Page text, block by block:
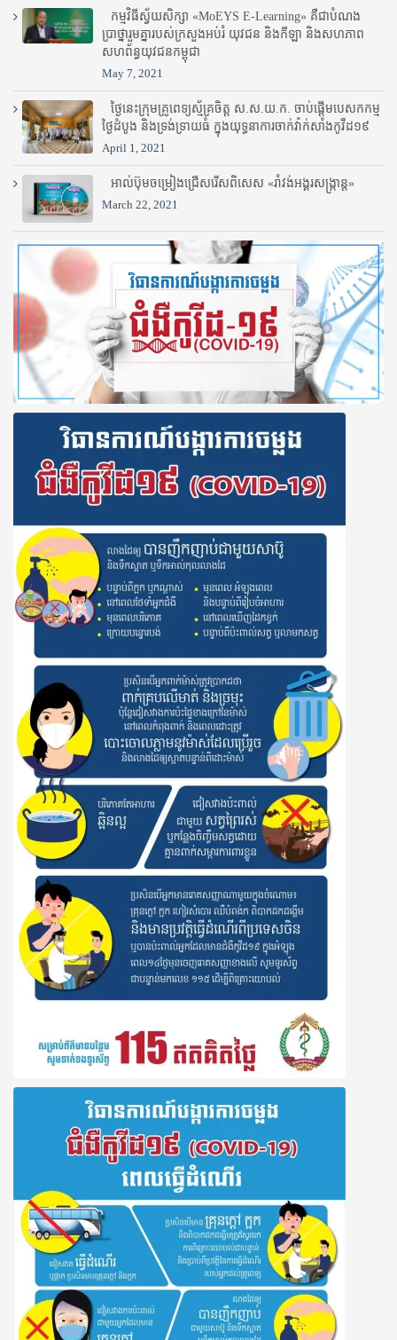
កម្មវិធីស្វ័យសិក្សា «MoEYS E-Learning» គឺជាបំណង
ប្រាថ្នារួមគ្នារបស់ក្រសួងអប់រំ​ យុវជន និងកីឡា និងសហភាព
សហព័ន្ធយុវជនកម្ពុជា
May 7, 2021
ថ្ងៃនេះក្រុមគ្រូពេទ្យស្ម័គ្រចិត្ត ស.ស.យ.ក. ចាប់ផ្តើមបេសកកម្ម
ថ្ងៃដំបូង និងទ្រង់ទ្រាយធំ ក្នុងយុទ្ធនាការចាក់វ៉ាក់សាំងកូវីដ១៩
April 1, 2021
អាល់ប៊ុមចម្រៀងជ្រើសរើសពិសេស «រាំវង់អង្គរសង្ក្រាន្ត»
March 22, 2021